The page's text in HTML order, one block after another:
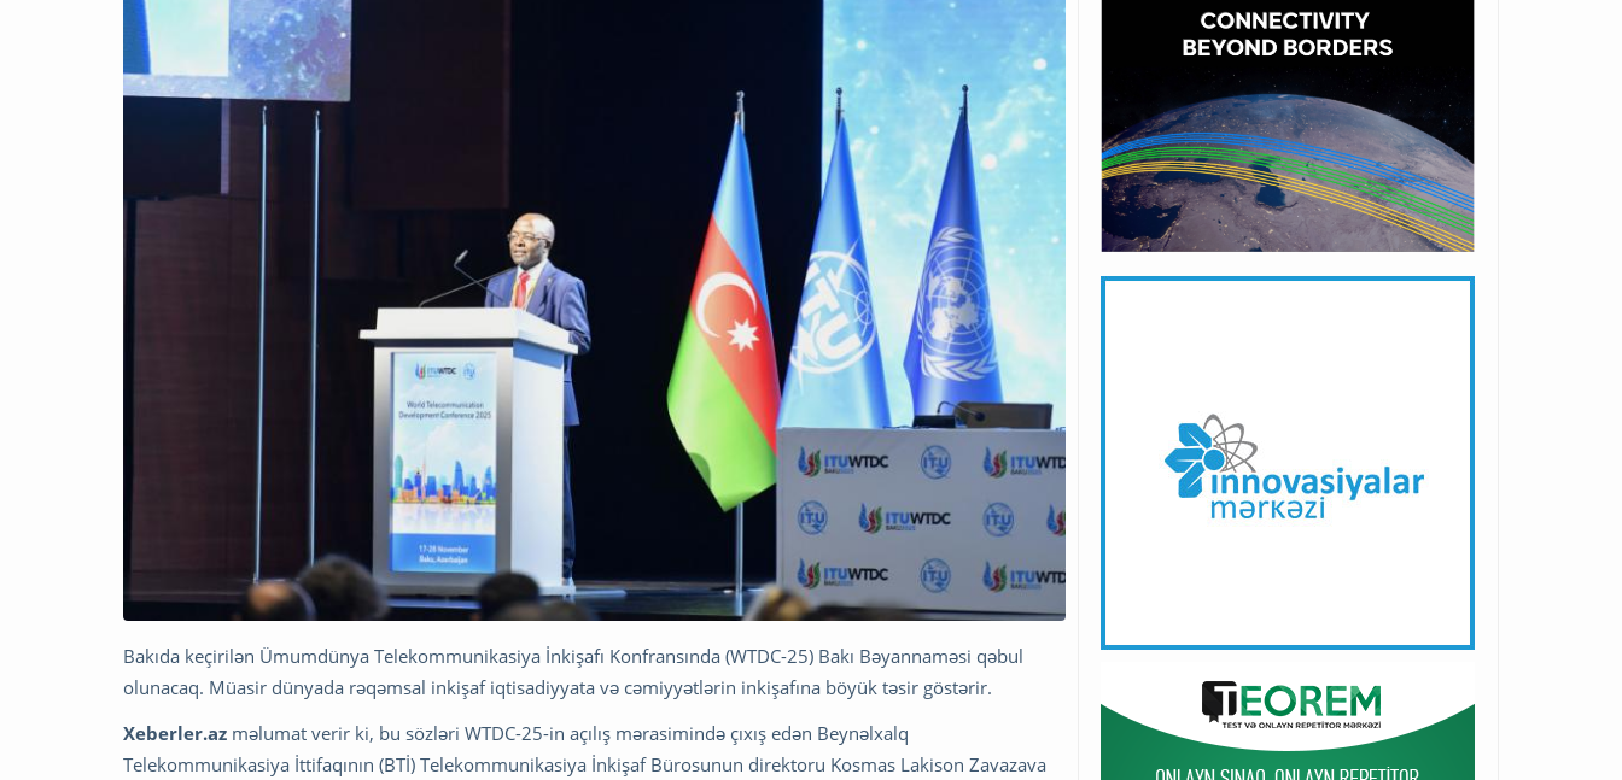
Bakıda keçirilən Ümumdünya Telekommunikasiya İnkişafı Konfransında (WTDC-25) Bakı Bəyannaməsi qəbul
olunacaq. Müasir dünyada rəqəmsal inkişaf iqtisadiyyata və cəmiyyətlərin inkişafına böyük təsir göstərir.
Xeberler.az məlumat verir ki, bu sözləri WTDC-25-in açılış mərasimində çıxış edən Beynəlxalq
Telekommunikasiya İttifaqının (BTİ) Telekommunikasiya İnkişaf Bürosunun direktoru Kosmas Lakison Zavazava